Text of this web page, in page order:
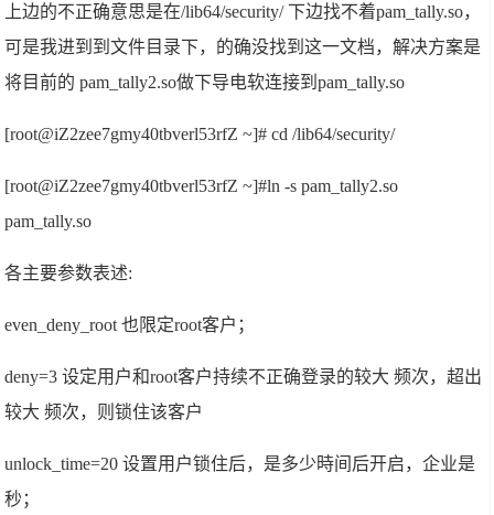
上边的不正确意思是在/lib64/security/ 下边找不着pam_tally.so，
可是我进到到文件目录下，的确没找到这一文档，解决方案是
将目前的 pam_tally2.so做下导电软连接到pam_tally.so
[root@iZ2zee7gmy40tbverl53rfZ ~]# cd /lib64/security/
[root@iZ2zee7gmy40tbverl53rfZ ~]#ln -s pam_tally2.so
pam_tally.so
各主要参数表述:
even_deny_root 也限定root客户；
deny=3 设定用户和root客户持续不正确登录的较大 频次，超出
较大 频次，则锁住该客户
unlock_time=20 设置用户锁住后，是多少時间后开启，企业是
秒；